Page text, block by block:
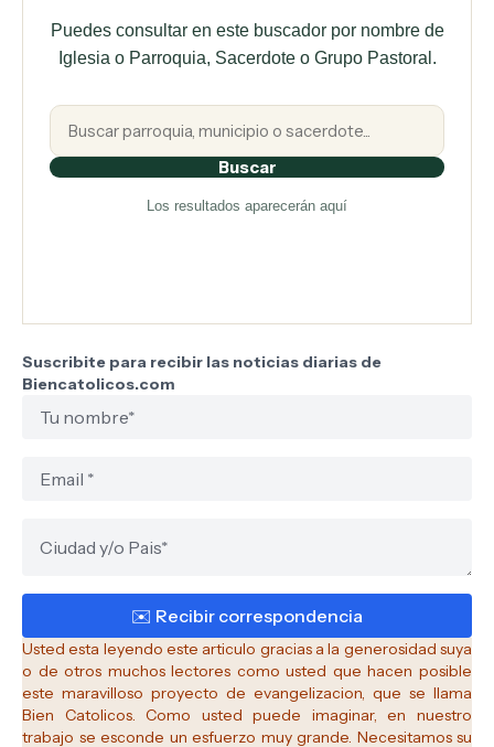
Puedes consultar en este buscador por nombre de
Iglesia o Parroquia, Sacerdote o Grupo Pastoral.
Buscar
Los resultados aparecerán aquí
Suscribite para recibir las noticias diarias de
Biencatolicos.com
Usted esta leyendo este articulo gracias a la generosidad suya
o de otros muchos lectores como usted que hacen posible
este maravilloso proyecto de evangelizacion, que se llama
Bien Catolicos.Como usted puede imaginar, en nuestro
trabajo se esconde un esfuerzo muy grande. Necesitamos su